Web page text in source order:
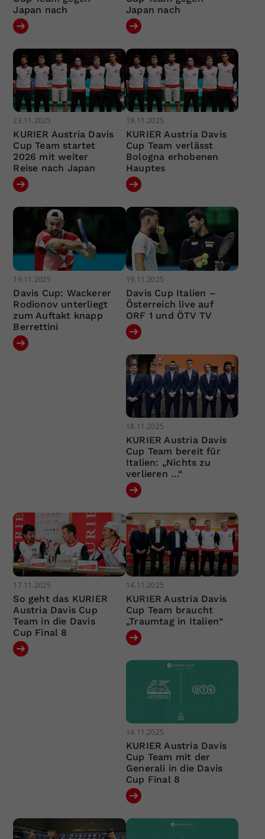
Japan nach
Japan nach
23.11.2025
KURIER Austria Davis
Cup Team startet
2026 mit weiter
Reise nach Japan
19.11.2025
KURIER Austria Davis
Cup Team verlässt
Bologna erhobenen
Hauptes
19.11.2025
Davis Cup: Wackerer
Rodionov unterliegt
zum Auftakt knapp
Berrettini
19.11.2025
Davis Cup Italien –
Österreich live auf
ORF 1 und ÖTV TV
18.11.2025
KURIER Austria Davis
Cup Team bereit für
Italien: „Nichts zu
verlieren …“
17.11.2025
So geht das KURIER
Austria Davis Cup
Team in die Davis
Cup Final 8
14.11.2025
KURIER Austria Davis
Cup Team braucht
„Traumtag in Italien“
14.11.2025
KURIER Austria Davis
Cup Team mit der
Generali in die Davis
Cup Final 8